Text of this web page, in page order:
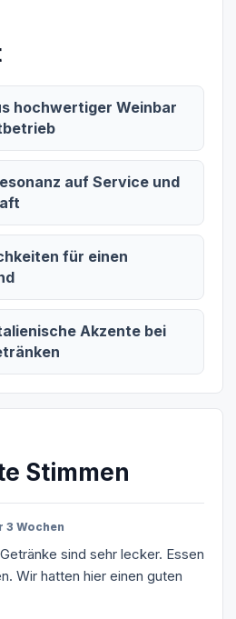
hochwertiger Weinbar
auf Service und
für einen
Akzente bei
Stimmen
3 Wochen
sind sehr lecker. Essen
Wir hatten hier einen guten